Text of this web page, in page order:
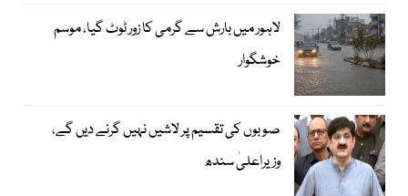
لاہور میں بارش سے گرمی کا زور ٹوٹ گیا، موسم
خوشگوار
صوبوں کی تقسیم پر لاشیں نہیں گرنے دیں گے،
وزیراعلیٰ سندھ